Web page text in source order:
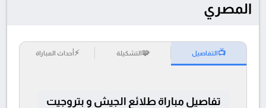
المصري
📺التفاصيل 🧩التشكيلة ⚡أحداث المباراة
تفاصيل مباراة طلائع الجيش و بتروجيت